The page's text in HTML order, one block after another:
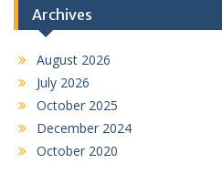
Archives
August 2026
July 2026
October 2025
December 2024
October 2020